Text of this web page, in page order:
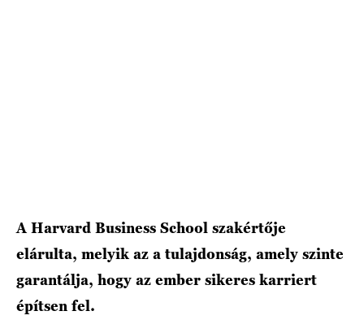
A Harvard Business School szakértője
elárulta, melyik az a tulajdonság, amely szinte
garantálja, hogy az ember sikeres karriert
építsen fel.